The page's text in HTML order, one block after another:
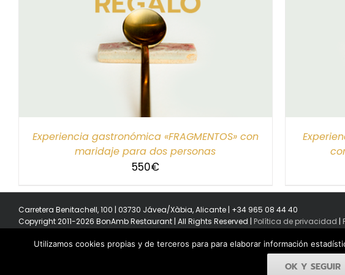
Experiencia gastronómica «FRAGMENTOS» con
maridaje para dos personas
550€
SELECCIONAR IMPORTE
Carretera Benitachell, 100 | 03730 Jávea/Xàbia, Alicante | +34 965 08 44 40
Copyright 2011-2026 BonAmb Restaurant | All Rights Reserved | Política de privacidad |
Utilizamos cookies propias y de terceros para para elaborar información
OK Y SEGUIR